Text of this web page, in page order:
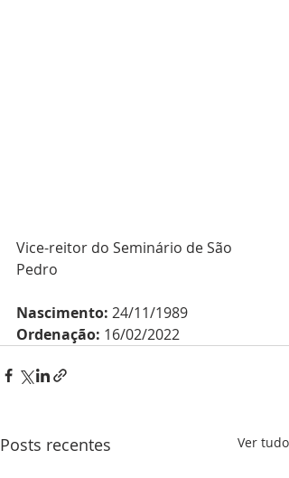
Vice-reitor do Seminário de São
Pedro
Nascimento: 24/11/1989
Ordenação: 16/02/2022
Posts recentes Ver tudo